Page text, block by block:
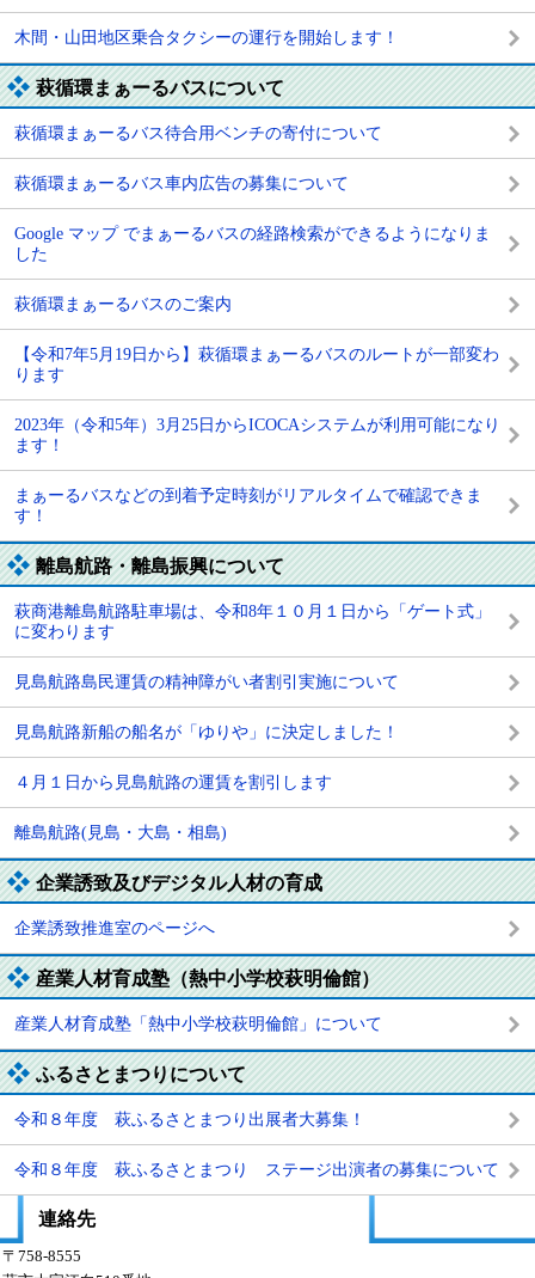
木間・山田地区乗合タクシーの運行を開始します！
萩循環まぁーるバスについて
萩循環まぁーるバス待合用ベンチの寄付について
萩循環まぁーるバス車内広告の募集について
Google マップ でまぁーるバスの経路検索ができるようになりま
した
萩循環まぁーるバスのご案内
【令和7年5月19日から】萩循環まぁーるバスのルートが一部変わ
ります
2023年（令和5年）3月25日からICOCAシステムが利用可能になり
ます！
まぁーるバスなどの到着予定時刻がリアルタイムで確認できま
す！
離島航路・離島振興について
萩商港離島航路駐車場は、令和8年１０月１日から「ゲート式」
に変わります
見島航路島民運賃の精神障がい者割引実施について
見島航路新船の船名が「ゆりや」に決定しました！
４月１日から見島航路の運賃を割引します
離島航路(見島・大島・相島)
企業誘致及びデジタル人材の育成
企業誘致推進室のページへ
産業人材育成塾（熱中小学校萩明倫館）
産業人材育成塾「熱中小学校萩明倫館」について
ふるさとまつりについて
令和８年度 萩ふるさとまつり出展者大募集！
令和８年度 萩ふるさとまつり ステージ出演者の募集について
連絡先
〒758-8555